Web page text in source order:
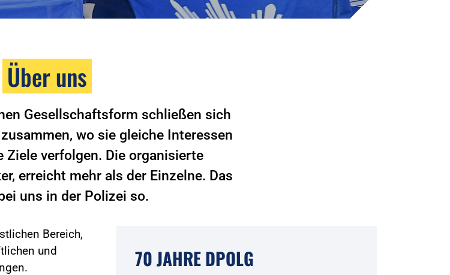
Über uns
Gesellschaftsform schließen sich
wo sie gleiche Interessen
Ziele verfolgen. Die organisierte
erreicht mehr als der Einzelne. Das
uns in der Polizei so.
Bereich,
und
70 JAHRE DPOLG